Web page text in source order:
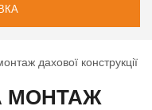
дахової конструкції
МОНТАЖ